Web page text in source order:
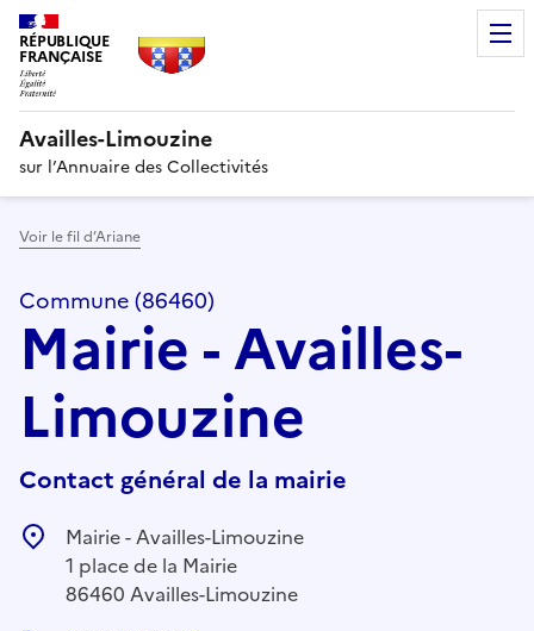
RÉPUBLIQUE
FRANÇAISE
Availles-Limouzine
sur l’Annuaire des Collectivités
Voir le fil d’Ariane
Commune (86460)
Mairie - Availles-
Limouzine
Contact général de la mairie
Mairie - Availles-Limouzine
1 place de la Mairie
86460 Availles-Limouzine